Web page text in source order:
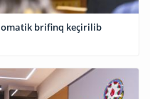
brifinq keçirilib